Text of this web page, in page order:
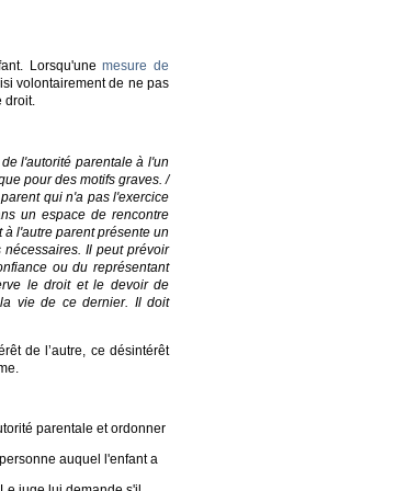
Lorsqu'unemesure de
volontairement de ne pas
droit.
l'autorité parentale à l'un
pour des motifs graves. /
qui n'a pas l'exercice
un espace de rencontre
l'autre parent présente un
Il peut prévoir
ou du représentant
le droit et le devoir de
vie de ce dernier. Il doit
de l’autre, ce désintérêt
parentale et ordonner
auquel l'enfant a